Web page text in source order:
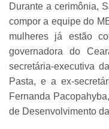
Durante a cerimônia,
compor a equipe do
mulheres já estão
governadora do
secretária-executiva
Pasta, e a ex-
Fernanda
de Desenvolvimento